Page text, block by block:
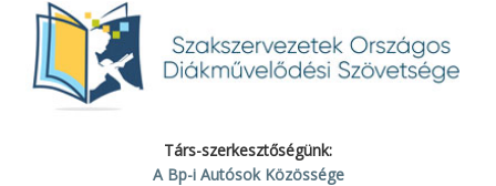
Társ-szerkesztőségünk:
A Bp-i Autósok Közössége